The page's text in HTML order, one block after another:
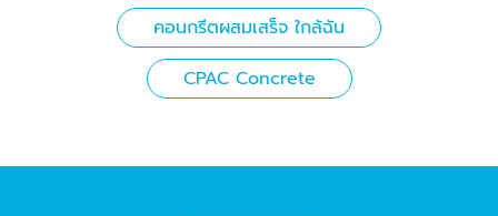
คอนกรีตผสมเสร็จ ใกล้ฉัน
CPAC Concrete